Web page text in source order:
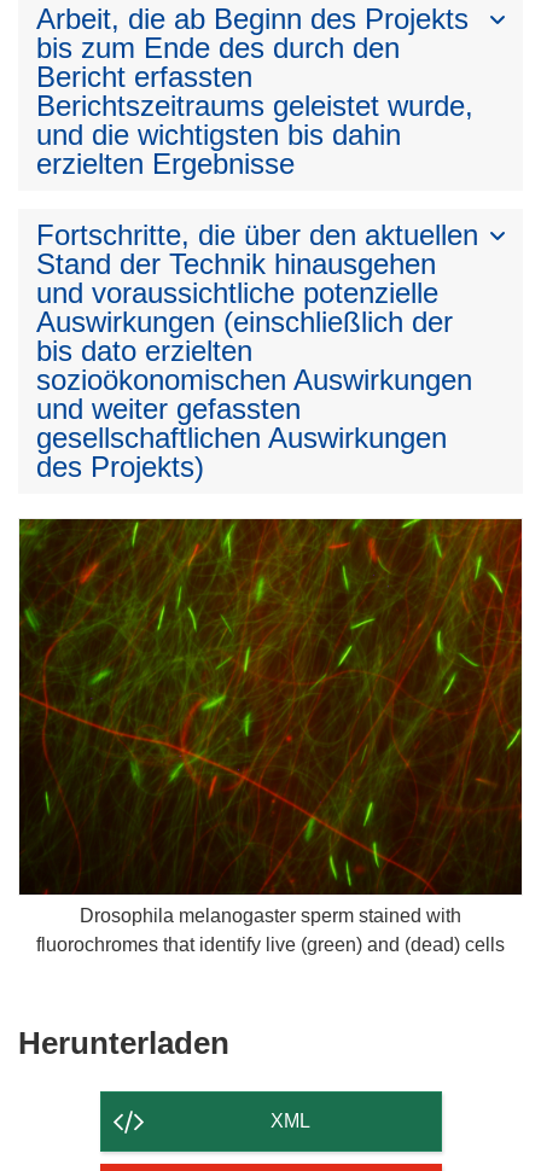
Arbeit, die ab Beginn des Projekts
bis zum Ende des durch den
Bericht erfassten
Berichtszeitraums geleistet wurde,
und die wichtigsten bis dahin
erzielten Ergebnisse
Fortschritte, die über den aktuellen
Stand der Technik hinausgehen
und voraussichtliche potenzielle
Auswirkungen (einschließlich der
bis dato erzielten
sozioökonomischen Auswirkungen
und weiter gefassten
gesellschaftlichen Auswirkungen
des Projekts)
Drosophila melanogaster sperm stained with
fluorochromes that identify live (green) and (dead) cells
Herunterladen
der
Seite
XML